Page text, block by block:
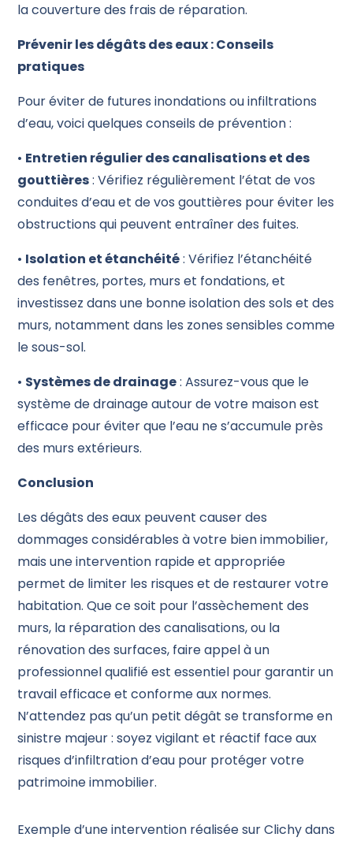
la couverture des frais de réparation.
Prévenir les dégâts des eaux : Conseils
pratiques
Pour éviter de futures inondations ou infiltrations
d’eau, voici quelques conseils de prévention :
• Entretien régulier des canalisations et des
gouttières: Vérifiez régulièrement l’état de vos
conduites d’eau et de vos gouttières pour éviter les
obstructions qui peuvent entraîner des fuites.
• Isolation et étanchéité: Vérifiez l’étanchéité
des fenêtres, portes, murs et fondations, et
investissez dans une bonne isolation des sols et des
murs, notamment dans les zones sensibles comme
le sous-sol.
• Systèmes de drainage: Assurez-vous que le
système de drainage autour de votre maison est
efficace pour éviter que l’eau ne s’accumule près
des murs extérieurs.
Conclusion
Les dégâts des eaux peuvent causer des
dommages considérables à votre bien immobilier,
mais une intervention rapide et appropriée
permet de limiter les risques et de restaurer votre
habitation. Que ce soit pour l’assèchement des
murs, la réparation des canalisations, ou la
rénovation des surfaces, faire appel à un
professionnel qualifié est essentiel pour garantir un
travail efficace et conforme aux normes.
N’attendez pas qu’un petit dégât se transforme en
sinistre majeur : soyez vigilant et réactif face aux
risques d’infiltration d’eau pour protéger votre
patrimoine immobilier.
Exemple d’une intervention réalisée sur Clichy dans